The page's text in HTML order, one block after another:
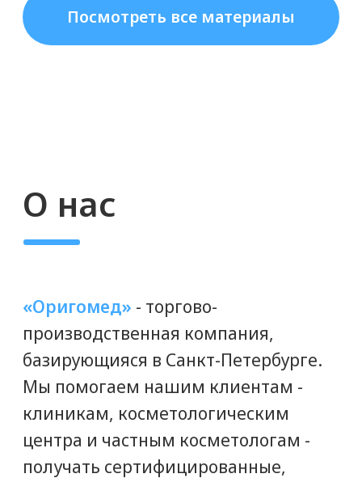
На начало 2023 года нам
косметологических центров.
ДОСТАВКА ПО ВСЕЙ РОССИИ
компанией, либо Почтой России.
ГЕНЕРАЛЬНЫЙ ДИРЕКТОР